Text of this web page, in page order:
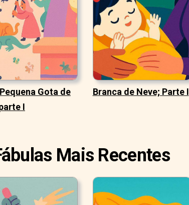
Gota de
I
Branca de Neve; Parte I
Mais Recentes